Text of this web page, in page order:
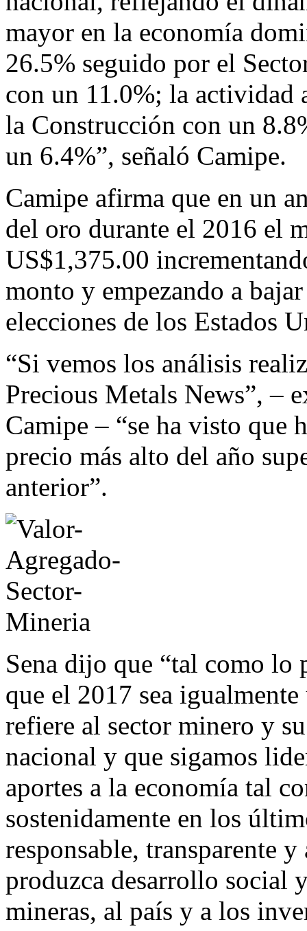
mayor en la economía
26.5% seguido por el
con un 11.0%; la actividad
la Construcción con un
un 6.4%”, señaló Camipe.
Camipe afirma que en un
del oro durante el 2016 el
US$1,375.00
monto y empezando a
elecciones de los Estados
“Si vemos los análisis
Precious Metals News”, –
Camipe – “se ha visto que
precio más alto del año
anterior”.
Sena dijo que “tal como lo
que el 2017 sea
refiere al sector minero y
nacional y que sigamos
aportes a la economía tal
sostenidamente en los
responsable, transparente
produzca desarrollo social
mineras, al país y a los